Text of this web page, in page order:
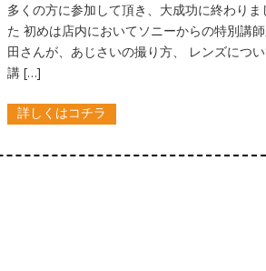
多くの方に参加して頂き、大成功に終わりま
た 初めは店内においてソニーからの特別講
田さんが、あじさいの撮り方、 レンズにつ
講 […]
詳しくはコチラ